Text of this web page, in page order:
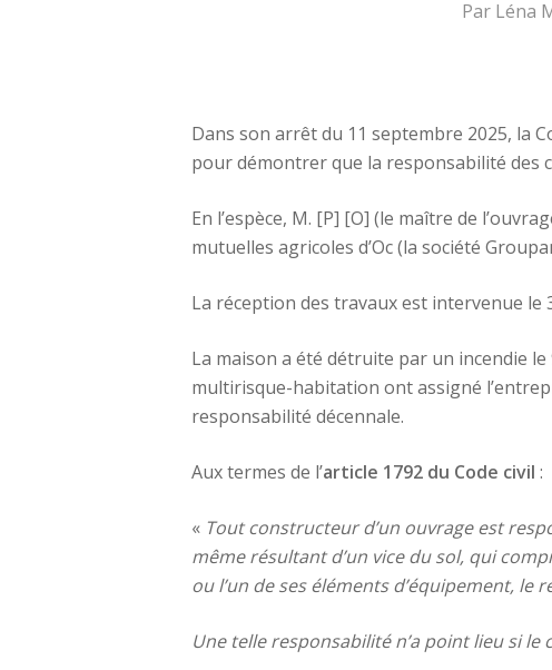
Par Léna
Dans son arrêt du 11 septembre 2025, la
pour démontrer que la responsabilité des
En l’espèce, M. [P] [O] (le maître de
mutuelles agricoles d’Oc (la société
La réception des travaux est intervenue le
La maison a été détruite par un incendie
multirisque-habitation ont assigné
responsabilité décennale.
Aux termes de l’article 1792 du Code civil :
« Tout constructeur d’un ouvrage est
même résultant d’un vice du sol, qui
ou l’un de ses éléments d’équipement,
Une telle responsabilité n’a point lieu si